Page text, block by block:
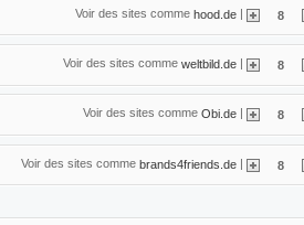
Voir des sites comme hood.de | 8
Voir des sites comme weltbild.de 8
Voir des sites comme Obi.de 8
Voir des sites comme brands4friends.de | 8